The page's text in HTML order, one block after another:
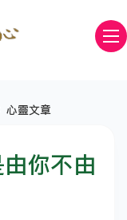
心靈文章
你不由